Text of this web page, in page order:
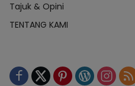
Tajuk & Opini
TENTANG KAMI